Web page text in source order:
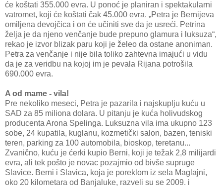
će koštati 355.000 evra. U ponoć je planiran i spektakularni
vatromet, koji će koštati čak 45.000 evra. „Petra je Bernijeva
omiljena devojčica i on će učiniti sve da je usreći. Petrina
želja je da njeno venčanje bude prepuno glamura i luksuza“,
rekao je izvor blizak paru koji je želeo da ostane anoniman.
Petra za venčanje i nije bila toliko zahtevna imajući u vidu
da je za veridbu na kojoj im je pevala Rijana potrošila
690.000 evra.
A od mame - vila!
Pre nekoliko meseci, Petra je pazarila i najskuplju kuću u
SAD za 85 miliona dolara. U pitanju je kuća holivudskog
producenta Arona Spelinga. Luksuzna vila ima ukupno 123
sobe, 24 kupatila, kuglanu, kozmetički salon, bazen, teniski
teren, parking za 100 automobila, bioskop, teretanu...
Zvanično, kuću je ćerki kupio Berni, koji je težak 2,8 milijardi
evra, ali tek pošto je novac pozajmio od bivše supruge
Slavice. Berni i Slavica, koja je poreklom iz sela Maglajni,
oko 20 kilometara od Banjaluke, razveli su se 2009. i